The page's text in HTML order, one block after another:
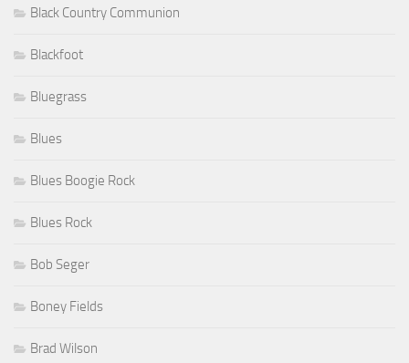
Black Country Communion
Blackfoot
Bluegrass
Blues
Blues Boogie Rock
Blues Rock
Bob Seger
Boney Fields
Brad Wilson